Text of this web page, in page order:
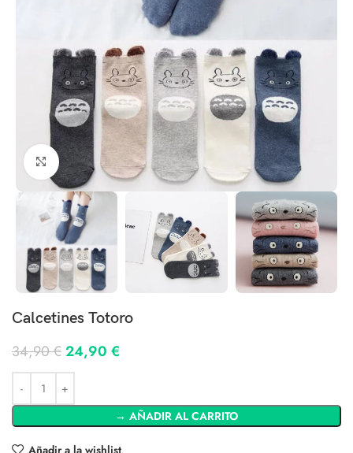
Clic para ampliar
Calcetines Totoro
34,90€24,90 €
→ AÑADIR AL CARRITO